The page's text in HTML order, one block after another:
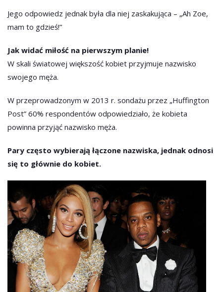
Jego odpowiedz jednak była dla niej zaskakująca – „Ah Zoe,
mam to gdzieś!”
Jak widać miłość na pierwszym planie!
W skali światowej większość kobiet przyjmuje nazwisko
swojego męża.
W przeprowadzonym w 2013 r. sondażu przez „Huffington
Post” 60% respondentów odpowiedziało, że kobieta
powinna przyjąć nazwisko męża.
Pary często wybierają łączone nazwiska, jednak odnosi
się to głównie do kobiet.